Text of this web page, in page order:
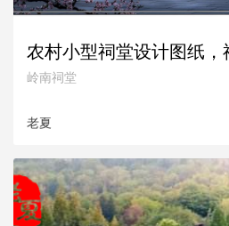
岭南祠堂
老夏